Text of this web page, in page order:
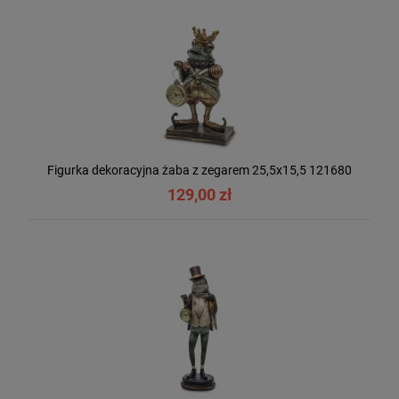
Figurka dekoracyjna żaba z zegarem 25,5x15,5 121680
129,00 zł